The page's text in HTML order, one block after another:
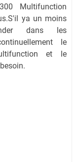
Multifunction
ya un moins
dans les
le
et le